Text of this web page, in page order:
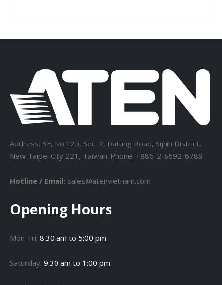
Address: 3F, No.125, Sec. 2, Datung Road, Sijhih District,
New Taipei City 221, Taiwan. Phone: +886-2-8692-6789
Hotline / Email: sales@atenvietnam.com
Opening Hours
Mon-Fri: 8:30 am to 5:00 pm
Saturday: 9:30 am to 1:00 pm